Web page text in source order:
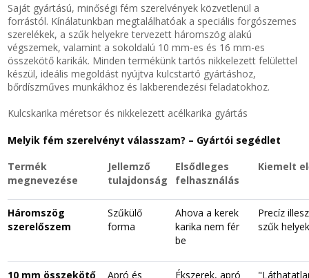
Saját gyártású, minőségi fém szerelvények közvetlenül a
forrástól. Kínálatunkban megtalálhatóak a speciális forgószemes
szerelékek, a szűk helyekre tervezett háromszög alakú
végszemek, valamint a sokoldalú 10 mm-es és 16 mm-es
összekötő karikák. Minden termékünk tartós nikkelezett felülettel
készül, ideális megoldást nyújtva kulcstartó gyártáshoz,
bőrdíszműves munkákhoz és lakberendezési feladatokhoz.
Kulcskarika méretsor és nikkelezett acélkarika gyártás
Melyik fém szerelvényt válasszam? – Gyártói segédlet
Termék
megnevezése
Jellemző
tulajdonság
Elsődleges
felhasználás
Kiemelt
Háromszög
szerelőszem
Szűkülő
forma
Ahova a kerek
karika nem fér
be
Precíz
szűk
10 mm összekötő Apró és Ékszerek, apró